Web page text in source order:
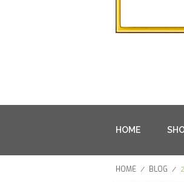
HOME
HOME / BLOG /